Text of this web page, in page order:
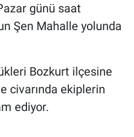
günü saat
Şen Mahalle yolunda
Bozkurt ilçesine
civarında ekiplerin
ediyor.